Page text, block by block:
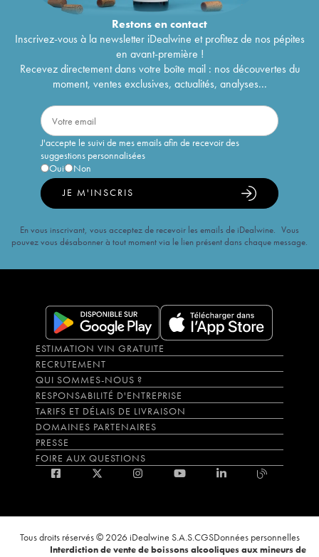
Restons encontact
Inscrivez-vous à la newsletter iDealwine et profitez de nos pépites
en avant-première !
Recevez directement dans votre boîte mail : nos découvertes du
moment, ventes exclusives, actualités, analyses...
J'accepte le suivi de mes emails afin de recevoir des
suggestions personnalisées
Oui
Non
JE M'INSCRIS
En vous inscrivant, vous acceptez de recevoir les emails de iDealwine. Vous
pouvez vous désabonner à tout moment via le lien présent dans chaque message.
ESTIMATION VIN GRATUITE
RECRUTEMENT
QUI SOMMES-NOUS ?
RESPONSABILITÉ D'ENTREPRISE
TARIFS ET DÉLAIS DE LIVRAISON
DOMAINES PARTENAIRES
PRESSE
FOIRE AUX QUESTIONS
Tous droits réservés © 2026 iDealwine S.A.S.CGSDonnées personnelles
Interdiction de vente de boissons alcooliques aux mineurs de